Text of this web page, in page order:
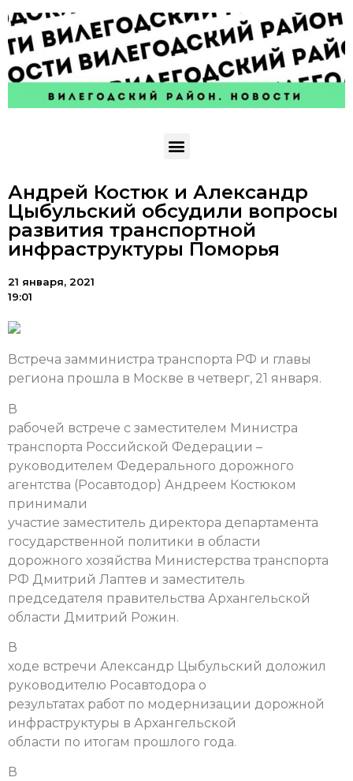
Андрей Костюк и Александр
Цыбульский обсудили вопросы
развития транспортной
инфраструктуры Поморья
21 января, 2021
19:01
Встреча замминистра транспорта РФ и главы
региона прошла в Москве в четверг, 21 января.
В
рабочей встрече с заместителем Министра
транспорта Российской Федерации –
руководителем Федерального дорожного
агентства (Росавтодор) Андреем Костюком
принимали
участие заместитель директора департамента
государственной политики в области
дорожного хозяйства Министерства транспорта
РФ Дмитрий Лаптев и заместитель
председателя правительства Архангельской
области Дмитрий Рожин.
В
ходе встречи Александр Цыбульский доложил
руководителю Росавтодора о
результатах работ по модернизации дорожной
инфраструктуры в Архангельской
области по итогам прошлого года.
В